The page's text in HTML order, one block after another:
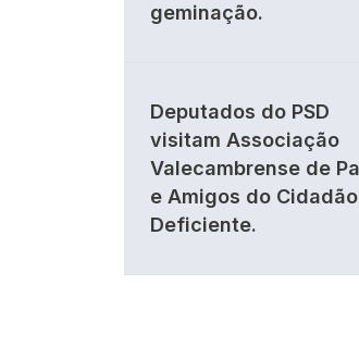
geminação.
Deputados do PSD
visitam Associação
Valecambrense de
e Amigos do Cidadão
Deficiente.